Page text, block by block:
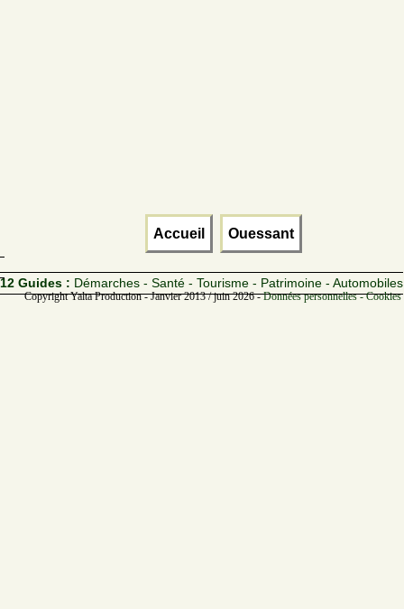
Accueil Ouessant
12 Guides : Démarches - Santé - Tourisme - Patrimoine - Automobiles
Copyright Yalta Production - Janvier 2013 / juin 2026 -Données personnelles -